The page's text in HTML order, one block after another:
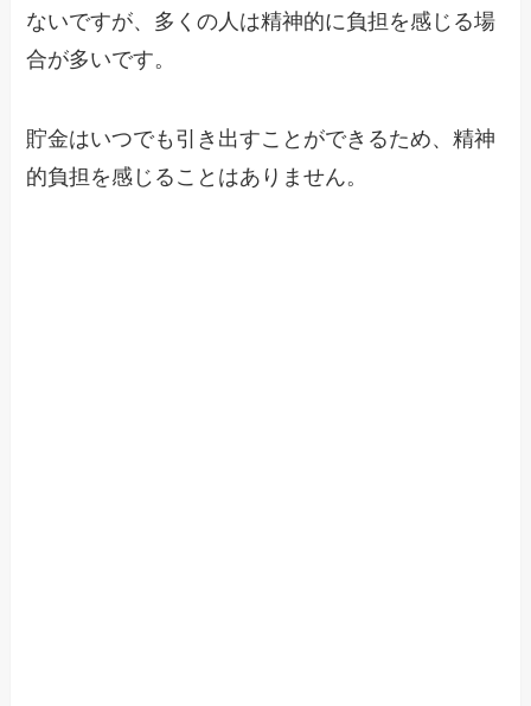
ないですが、多くの人は精神的に負担を感じる場
合が多いです。
貯金はいつでも引き出すことができるため、精神
的負担を感じることはありません。